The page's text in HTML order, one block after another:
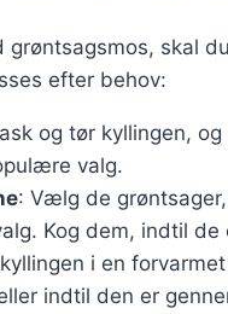
grøntsagsmos, skal
efter behov:
og tør kyllingen,
valg.
: Vælg de
Kog dem, indtil de
i en
indtil den er